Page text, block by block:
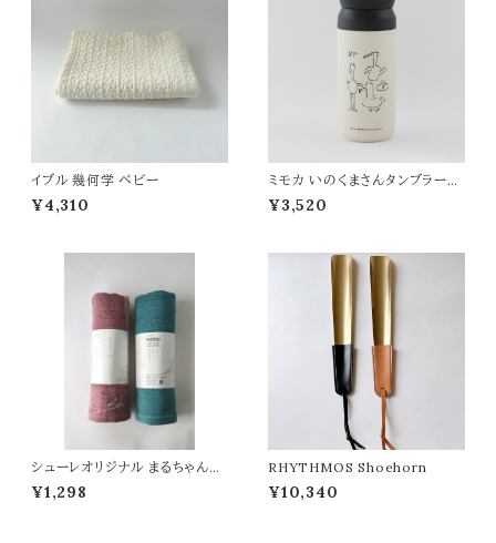
イブル 幾何学 ベビー
¥4,310
ミモカ いのくまさんタンブラー
鳥4 ホワイト 350ml
¥3,520
シューレオリジナル まるちゃんM
OKUタオル
¥1,298
RHYTHMOS Shoehorn
¥10,340